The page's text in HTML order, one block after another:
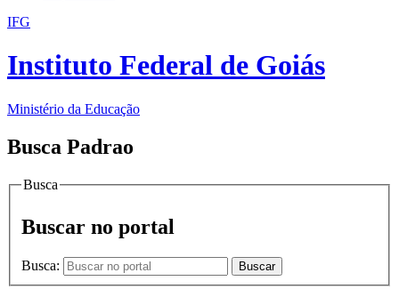
IFG
Instituto Federal de Goiás
Ministério da Educação
Busca Padrao
Busca
Buscar no portal
Busca: Buscar